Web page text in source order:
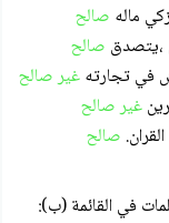
ماله صالح
،يتصدق صالح
في تجارتهغير صالح
غير صالح
صالح
في القائمة (ب):